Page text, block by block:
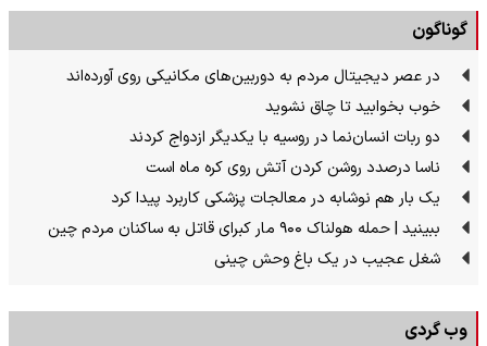
گوناگون
در عصر دیجیتال مردم به دوربین‌های مکانیکی روی آورده‌اند
خوب بخوابید تا چاق نشوید
دو ربات انسان‌نما در روسیه با یکدیگر ازدواج کردند
ناسا درصدد روشن کردن آتش روی کره ماه است
یک بار هم نوشابه در معالجات پزشکی کاربرد پیدا کرد
ببینید | حمله هولناک ۹۰۰ مار کبرای قاتل به ساکنان مردم چین
شغل عجیب در یک باغ وحش چینی
وب گردی